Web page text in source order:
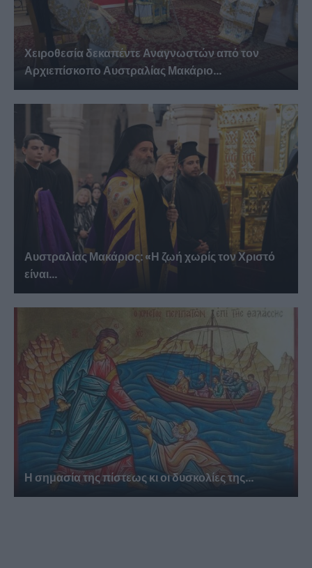
Χειροθεσία δεκαπέντε Αναγνωστών από τον
Αρχιεπίσκοπο Αυστραλίας Μακάριο...
Αυστραλίας Μακάριος: «Η ζωή χωρίς τον Χριστό
είναι...
Η σημασία της πίστεως κι οι δυσκολίες της...